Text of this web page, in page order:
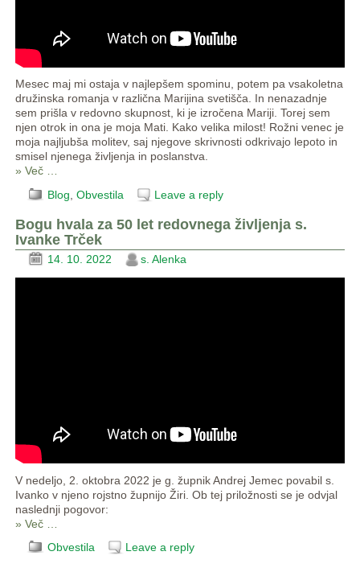
Mesec maj mi ostaja v najlepšem spominu, potem pa vsakoletna
družinska romanja v različna Marijina svetišča. In nenazadnje
sem prišla v redovno skupnost, ki je izročena Mariji. Torej sem
njen otrok in ona je moja Mati. Kako velika milost! Rožni venec je
moja najljubša molitev, saj njegove skrivnosti odkrivajo lepoto in
smisel njenega življenja in poslanstva.
» Več …
Blog Obvestila Leave a reply
Bogu hvala za 50 let redovnega življenja s.
Ivanke Trček
14. 10. 2022 s. Alenka
V nedeljo, 2. oktobra 2022 je g. župnik Andrej Jemec povabil s.
Ivanko v njeno rojstno župnijo Žiri. Ob tej priložnosti se je odvjal
naslednji pogovor:
» Več …
Obvestila
Leave a reply